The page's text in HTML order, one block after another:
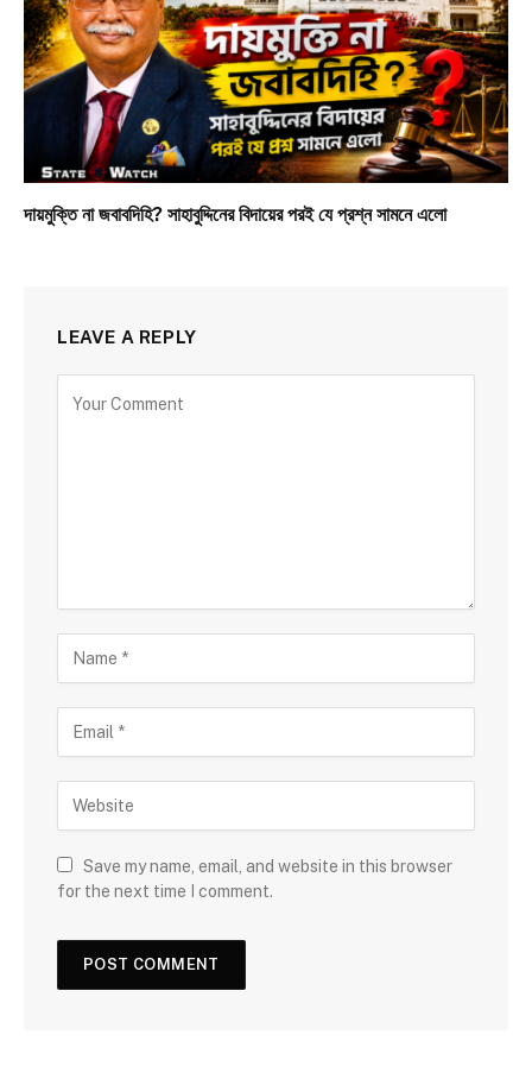
দায়মুক্তি না জবাবদিহি? সাহাবুদ্দিনের বিদায়ের পরই যে প্রশ্ন সামনে এলো
LEAVE A REPLY
Save my name, email, and website in this browser
for the next time I comment.